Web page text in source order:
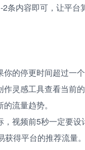
条内容即可，让平台
的停更时间超过一
灵感工具查看当前
流量趋势。
视频前5秒一定要设
得平台的推荐流量。